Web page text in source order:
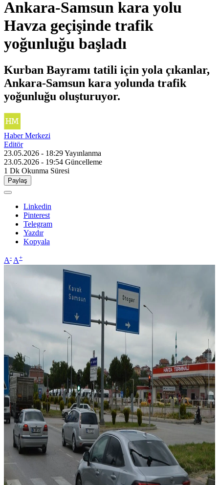
Ankara-Samsun kara yolu
Havza geçişinde trafik
yoğunluğu başladı
Kurban Bayramı tatili için yola çıkanlar,
Ankara-Samsun kara yolunda trafik
yoğunluğu oluşturuyor.
Haber Merkezi
Editör
23.05.2026 - 18:29Yayınlanma
23.05.2026 - 19:54 Güncelleme
1 Dk Okunma Süresi
Paylaş
Linkedin
Pinterest
Telegram
Yazdır
Kopyala
A- A+